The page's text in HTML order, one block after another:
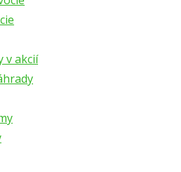
v akcií